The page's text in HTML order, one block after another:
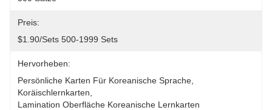
Preis:
$1.90/sets 500-1999 Sets
Hervorheben:
Persönliche Karten Für Koreanische Sprache
Koräischlernkarten
Lamination Oberfläche Koreanische Lernkarten